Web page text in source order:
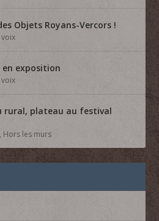
Objets Royans-Vercors !
en exposition
rural, plateau au festival
, Hors les murs